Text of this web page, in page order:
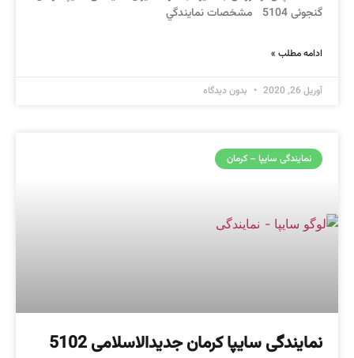
گنجوئی 5104 مشخصات نمايندگي
ادامه مطلب »
آوریل 26, 2020 بدون دیدگاه
نمایندگی سایپا – کرمان
نمایندگی سایپا کرمان جدیدالاسلامی 5102